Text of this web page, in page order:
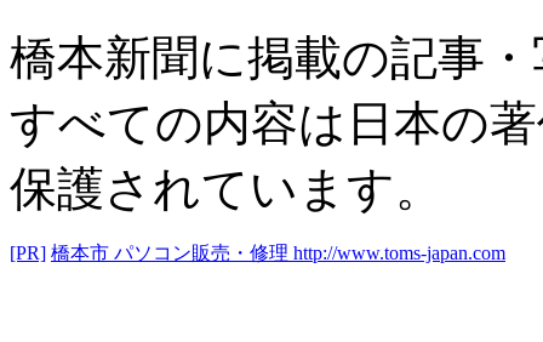
橋本新聞に掲載の記事
すべての内容は日本の
保護されています。
[PR] 橋本市 パソコン販売・修理 http://www.toms-japan.com